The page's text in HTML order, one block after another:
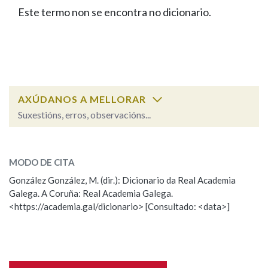
FIGURAS HOMENAXEADAS
PORTAL DAS PALABRAS
Facebook
TwitterYoutubeInstagram
Bluesky
BUSCAR NOS LEMAS
Remata por
BUSCAR NO CONTIDO
Nas definicións
Este termo non se encontra no dicionario.
AXÚDANOS A MELLORAR
Suxestións, erros, observacións...
Observación
Nome
MODO DE CITA
González González, M. (dir.): Dicionario da Real Academia
Galega. A Coruña: Real Academia Galega.
<https://academia.gal/dicionario> [Consultado: <data>]